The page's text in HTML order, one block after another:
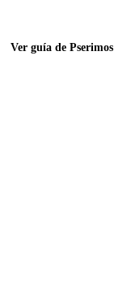
Ver guía de Pserimos